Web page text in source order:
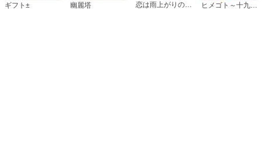
ギフト± 幽麗塔 恋は雨上がりのように